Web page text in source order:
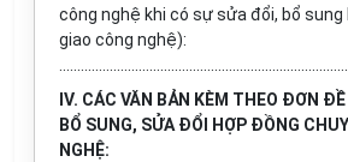
công nghệ khi có sự sửa đổi, bổ
giao công nghệ):
IV. CÁC VĂN BẢN KÈM THEO ĐƠN
BỔ SUNG, SỬA ĐỔI HỢP ĐỒNG
NGHỆ: